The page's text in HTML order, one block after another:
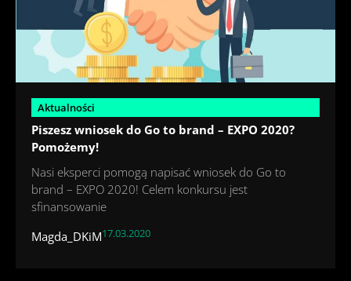
Aktualności
Piszesz wniosek do Go to brand – EXPO 2020?
Pomożemy!
Nasi eksperci pomogą napisać wniosek do Go to
brand – EXPO 2020! Celem konkursu jest
sfinansowanie
Magda_DKiM17.03.2020